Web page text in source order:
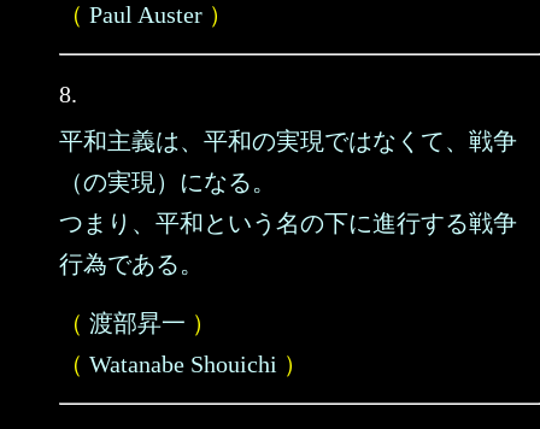
（ Paul Auster ）
8.
平和主義は、平和の実現ではなくて、戦争
（の実現）になる。
つまり、平和という名の下に進行する戦争
行為である。
（ 渡部昇一 ）
（ Watanabe Shouichi ）